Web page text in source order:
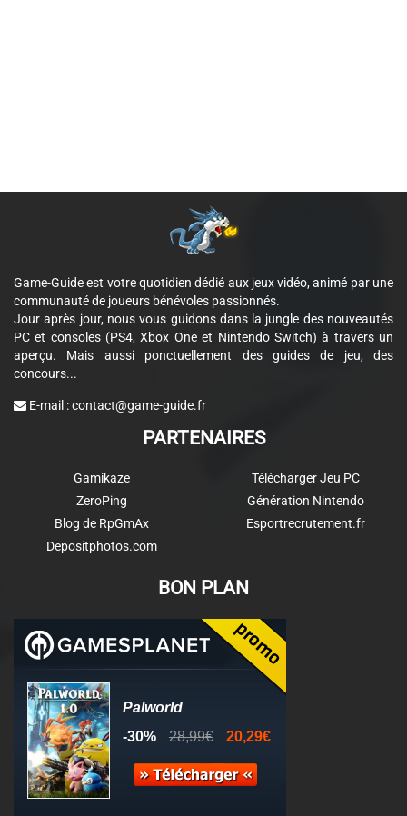
Game-Guide est votre quotidien dédié aux jeux vidéo, animé par une
communauté de joueurs bénévoles passionnés.
Jour après jour, nous vous guidons dans la jungle des nouveautés
PC et consoles (PS4, Xbox One et Nintendo Switch) à travers un
aperçu. Mais aussi ponctuellement des guides de jeu, des
concours...
E-mail :contact@game-guide.fr
PARTENAIRES
Gamikaze
ZeroPing
Blog de RpGmAx
Depositphotos.com
Télécharger Jeu PC
Génération Nintendo
Esportrecrutement.fr
BON PLAN